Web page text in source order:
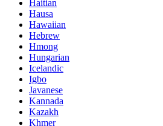
Haitian
Hausa
Hawaiian
Hebrew
Hmong
Hungarian
Icelandic
Igbo
Javanese
Kannada
Kazakh
Khmer